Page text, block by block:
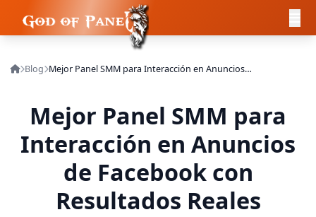
Blog Mejor Panel SMM para Interacción en Anuncios de Facebook con Resultados Reales
Mejor Panel SMM para
Interacción en Anuncios
de Facebook con
Resultados Reales